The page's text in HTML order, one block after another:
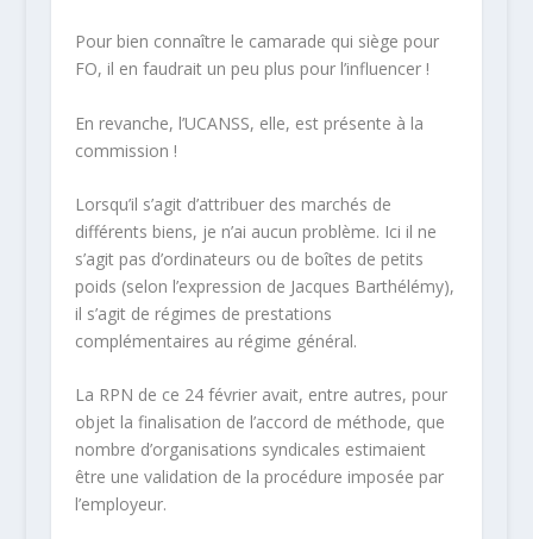
Pour bien connaître le camarade qui siège pour
FO, il en faudrait un peu plus pour l’influencer !
En revanche, l’UCANSS, elle, est présente à la
commission !
Lorsqu’il s’agit d’attribuer des marchés de
différents biens, je n’ai aucun problème. Ici il ne
s’agit pas d’ordinateurs ou de boîtes de petits
poids (selon l’expression de Jacques Barthélémy),
il s’agit de régimes de prestations
complémentaires au régime général.
La RPN de ce 24 février avait, entre autres, pour
objet la finalisation de l’accord de méthode, que
nombre d’organisations syndicales estimaient
être une validation de la procédure imposée par
l’employeur.